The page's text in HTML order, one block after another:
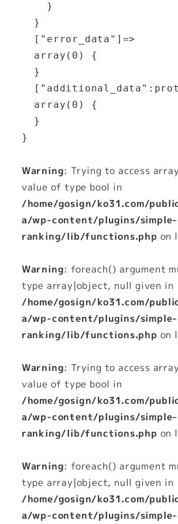
    }
  }
  ["error_data"]=>
  array(0) {
  }
  array(0) {
  }
Warning: Trying to access
value of type bool in
/home/gosign/ko31.com/
a/wp-content/plugins/
ranking/lib/functions.php on
Warning: foreach() argument
type array|object, null given in
/home/gosign/ko31.com/
a/wp-content/plugins/
ranking/lib/functions.php on
Warning: Trying to access
value of type bool in
/home/gosign/ko31.com/
a/wp-content/plugins/
ranking/lib/functions.php on
Warning: foreach() argument
type array|object, null given in
/home/gosign/ko31.com/
a/wp-content/plugins/